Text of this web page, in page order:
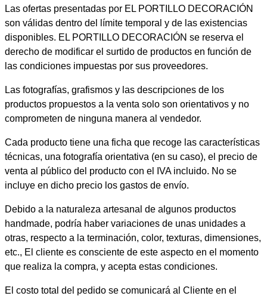
Las ofertas presentadas por EL PORTILLO DECORACIÓN
son válidas dentro del límite temporal y de las existencias
disponibles. EL PORTILLO DECORACIÓN se reserva el
derecho de modificar el surtido de productos en función de
las condiciones impuestas por sus proveedores.
Las fotografías, grafismos y las descripciones de los
productos propuestos a la venta solo son orientativos y no
comprometen de ninguna manera al vendedor.
Cada producto tiene una ficha que recoge las características
técnicas, una fotografía orientativa (en su caso), el precio de
venta al público del producto con el IVA incluido. No se
incluye en dicho precio los gastos de envío.
Debido a la naturaleza artesanal de algunos productos
handmade, podría haber variaciones de unas unidades a
otras, respecto a la terminación, color, texturas, dimensiones,
etc., El cliente es consciente de este aspecto en el momento
que realiza la compra, y acepta estas condiciones.
El costo total del pedido se comunicará al Cliente en el